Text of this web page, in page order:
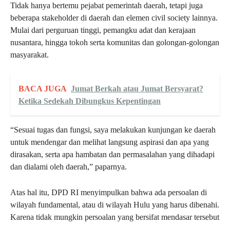
Tidak hanya bertemu pejabat pemerintah daerah, tetapi juga
beberapa stakeholder di daerah dan elemen civil society lainnya.
Mulai dari perguruan tinggi, pemangku adat dan kerajaan
nusantara, hingga tokoh serta komunitas dan golongan-golongan
masyarakat.
BACA JUGA Jumat Berkah atau Jumat Bersyarat?
Ketika Sedekah Dibungkus Kepentingan
“Sesuai tugas dan fungsi, saya melakukan kunjungan ke daerah
untuk mendengar dan melihat langsung aspirasi dan apa yang
dirasakan, serta apa hambatan dan permasalahan yang dihadapi
dan dialami oleh daerah,” paparnya.
Atas hal itu, DPD RI menyimpulkan bahwa ada persoalan di
wilayah fundamental, atau di wilayah Hulu yang harus dibenahi.
Karena tidak mungkin persoalan yang bersifat mendasar tersebut